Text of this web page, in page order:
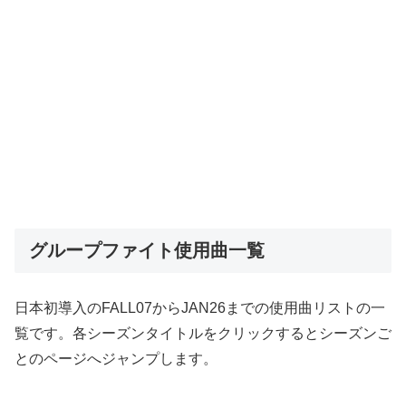
グループファイト使用曲一覧
日本初導入のFALL07からJAN26までの使用曲リストの一
覧です。各シーズンタイトルをクリックするとシーズンご
とのページへジャンプします。